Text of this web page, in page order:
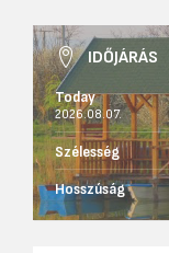
IDŐJÁRÁS
Today
2026.08.07.
Szélesség
Hosszúság